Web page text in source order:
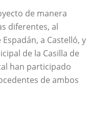
de manera
diferentes, al
a Castelló, y
de la Casilla de
han participado
de ambos